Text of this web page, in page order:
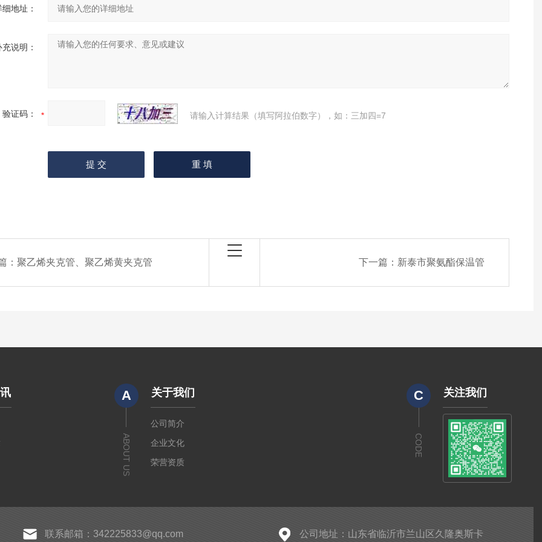
细地址：
充说明：
验证码： 请输入计算结果（填写阿拉伯数字），如：三加四=7
：聚乙烯夹克管、聚乙烯黄夹克管 下一篇： 新泰市聚氨酯保温管
A
ABOUT US
关于我们
公司简介
企业文化
荣营资质
C
CODE
关注我们
联系邮箱：342225833@qq.com 公司地址：山东省临沂市兰山区久隆奥斯卡